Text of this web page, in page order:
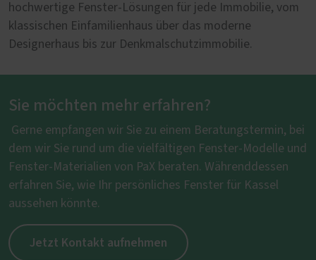
hochwertige Fenster-Lösungen für jede Immobilie, vom
klassischen Einfamilienhaus über das moderne
Designerhaus bis zur Denkmalschutzimmobilie.
Sie möchten mehr erfahren?
Gerne empfangen wir Sie zu einem Beratungstermin, bei
dem wir Sie rund um die vielfältigen Fenster-Modelle und
Fenster-Materialien von PaX beraten. Währenddessen
erfahren Sie, wie Ihr persönliches Fenster für Kassel
aussehen könnte.
Jetzt Kontakt aufnehmen